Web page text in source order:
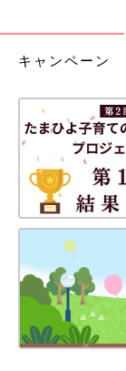
キャンペーン